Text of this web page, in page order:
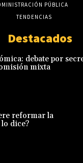
PÚBLICA
TENDENCIAS
Destacados
debate por
mixta
reformar la
dice?